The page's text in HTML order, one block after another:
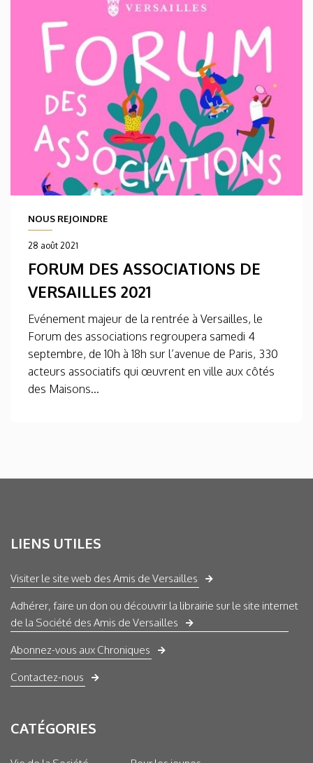
NOUS REJOINDRE
28 août 2021
FORUM DES ASSOCIATIONS DE
VERSAILLES 2021
Evénement majeur de la rentrée à Versailles, le
Forum des associations regroupera samedi 4
septembre, de 10h à 18h sur l’avenue de Paris, 330
acteurs associatifs qui œuvrent en ville aux côtés
des Maisons...
LIENS UTILES
Visiter le site web des Amis de Versailles
Adhérer, faire un don ou découvrir la librairie sur le site internet
de la Société des Amis de Versailles
Abonnez-vous aux Chroniques
Contactez-nous
CATÉGORIES